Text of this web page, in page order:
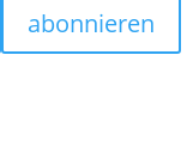
abonnieren